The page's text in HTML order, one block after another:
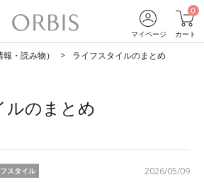
マイページ
0
カート
・読み物） ライフスタイルのまとめ
ルのまとめ
2026/05/09
スタイル